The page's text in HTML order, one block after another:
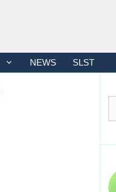
NEWS SLST